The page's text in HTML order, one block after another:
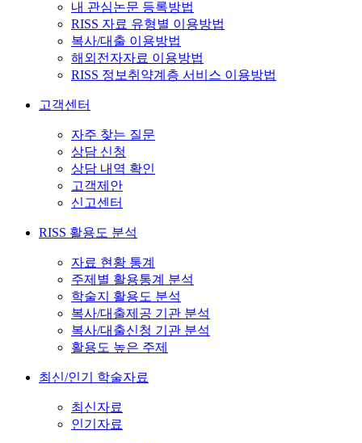
내 관심논문 등록방법
RISS 자료 유형별 이용방법
복사/대출 이용방법
해외전자자료 이용방법
RISS 정보취약계층 서비스 이용방법
고객센터
자주 찾는 질문
상담 신청
상담 내역 확인
고객제안
신고센터
RISS 활용도 분석
자료 현황 통계
주제별 활용통계 분석
학술지 활용도 분석
복사/대출제공 기관 분석
복사/대출신청 기관 분석
활용도 높은 주제
최신/인기 학술자료
최신자료
인기자료